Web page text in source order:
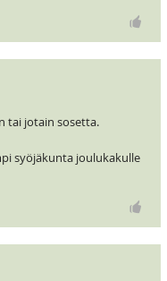
tai jotain sosetta.
syöjäkunta joulukakulle